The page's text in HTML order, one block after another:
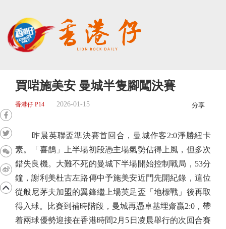
買啱施美安 曼城半隻腳闖決賽
香港仔 P14 2026-01-15 分享
昨晨英聯盃準決賽首回合，曼城作客2:0淨勝紐卡
素。「喜鵲」上半場初段憑主場氣勢佔得上風，但多次
錯失良機。大難不死的曼城下半場開始控制戰局，53分
鐘，謝利美杜古左路傳中予施美安近門先開紀錄，這位
從般尼茅夫加盟的翼鋒繼上場英足盃「地標戰」後再取
得入球。比賽到補時階段，曼城再憑卓基埋齋贏2:0，帶
着兩球優勢迎接在香港時間2月5日凌晨舉行的次回合賽